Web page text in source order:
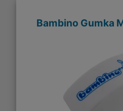
Bambino Gumka